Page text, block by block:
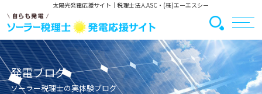
太陽光発電応援サイト ｜税理士法人ASC・(株)エーエスシー
発電ブログ
ソーラー税理士の実体験ブログ